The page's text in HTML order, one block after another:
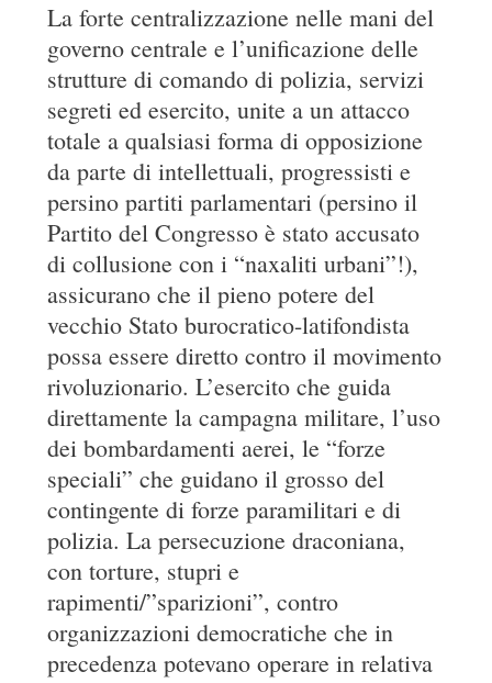
La forte centralizzazione nelle mani del
governo centrale e l’unificazione delle
strutture di comando di polizia, servizi
segreti ed esercito, unite a un attacco
totale a qualsiasi forma di opposizione
da parte di intellettuali, progressisti e
persino partiti parlamentari (persino il
Partito del Congresso è stato accusato
di collusione con i “naxaliti urbani”!),
assicurano che il pieno potere del
vecchio Stato burocratico-latifondista
possa essere diretto contro il movimento
rivoluzionario. L’esercito che guida
direttamente la campagna militare, l’uso
dei bombardamenti aerei, le “forze
speciali” che guidano il grosso del
contingente di forze paramilitari e di
polizia. La persecuzione draconiana,
con torture, stupri e
rapimenti/”sparizioni”, contro
organizzazioni democratiche che in
precedenza potevano operare in relativa